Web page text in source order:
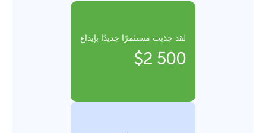
لقد جذبت مستثمرًا جديدًا بإيداع
$2 500